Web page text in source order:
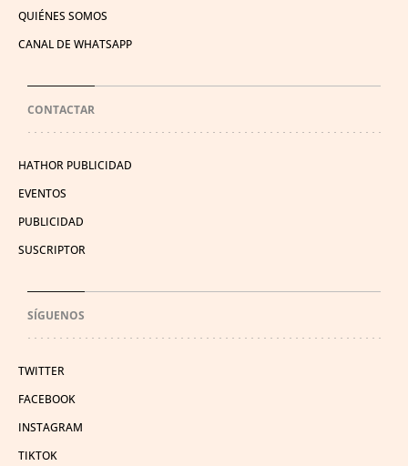
QUIÉNES SOMOS
CANAL DE WHATSAPP
CONTACTAR
HATHOR PUBLICIDAD
EVENTOS
PUBLICIDAD
SUSCRIPTOR
SÍGUENOS
TWITTER
FACEBOOK
INSTAGRAM
TIKTOK